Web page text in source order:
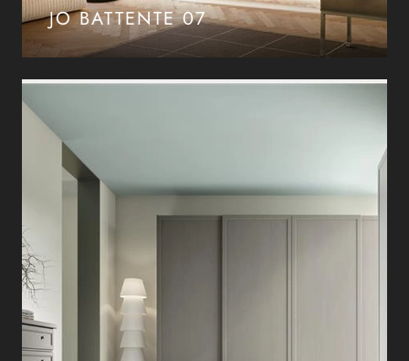
JO BATTENTE 07